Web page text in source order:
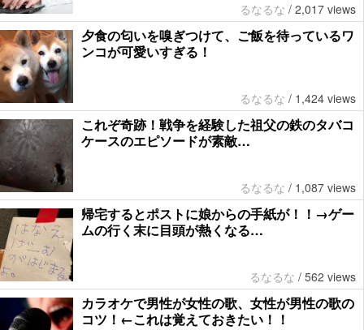
るなるな / 2,017 views
夕食の匂いを嗅ぎつけて、ご飯を待っているワ
ンコが可愛いすぎる！
るなるな / 1,424 views
これぞ奇跡！戦争を経験した祖父の鉄のタバコ
ケースのエピソードが素敵…
るなるな / 1,087 views
帰宅するとポストに娘からの手紙が！！→ゲー
ムの行く末に目頭が熱くなる…
るなるな / 562 views
カラオケで男性が女性の歌、女性が男性の歌の
コツ！←これは覚えておきたい！！